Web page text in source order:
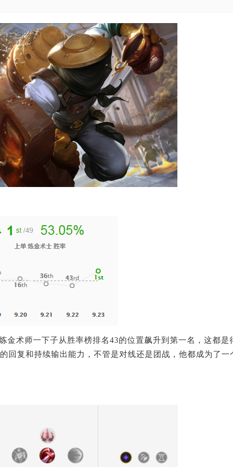
金术师一下子从胜率榜排名43的位置飙升到第一名，这都是
回复和持续输出能力，不管是对线还是团战，他都成为了一